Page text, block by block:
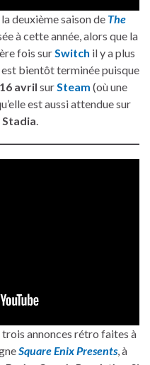
deuxième saison de The
à cette année, alors que la
fois surSwitch il y a plus
bientôt terminée puisque
16 avril surSteam (où une
est aussi attendue sur
Stadia.
annonces rétro faites à
Square Enix Presents, à